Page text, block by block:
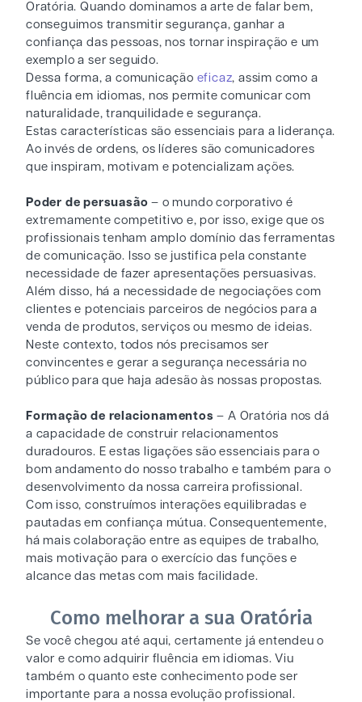
Oratória. Quando dominamos a arte de falar bem,
conseguimos transmitir segurança, ganhar a
confiança das pessoas, nos tornar inspiração e um
exemplo a ser seguido.
Dessa forma, a comunicação eficaz, assim como a
fluência em idiomas, nos permite comunicar com
naturalidade, tranquilidade e segurança.
Estas características são essenciais para a liderança.
Ao invés de ordens, os líderes são comunicadores
que inspiram, motivam e potencializam ações.
Poder de persuasão – o mundo corporativo é
extremamente competitivo e, por isso, exige que os
profissionais tenham amplo domínio das ferramentas
de comunicação. Isso se justifica pela constante
necessidade de fazer apresentações persuasivas.
Além disso, há a necessidade de negociações com
clientes e potenciais parceiros de negócios para a
venda de produtos, serviços ou mesmo de ideias.
Neste contexto, todos nós precisamos ser
convincentes e gerar a segurança necessária no
público para que haja adesão às nossas propostas.
Formação de relacionamentos – A Oratória nos dá
a capacidade de construir relacionamentos
duradouros. E estas ligações são essenciais para o
bom andamento do nosso trabalho e também para o
desenvolvimento da nossa carreira profissional.
Com isso, construímos interações equilibradas e
pautadas em confiança mútua. Consequentemente,
há mais colaboração entre as equipes de trabalho,
mais motivação para o exercício das funções e
alcance das metas com mais facilidade.
Como melhorar a sua Oratória
Se você chegou até aqui, certamente já entendeu o
valor e como adquirir fluência em idiomas. Viu
também o quanto este conhecimento pode ser
importante para a nossa evolução profissional.